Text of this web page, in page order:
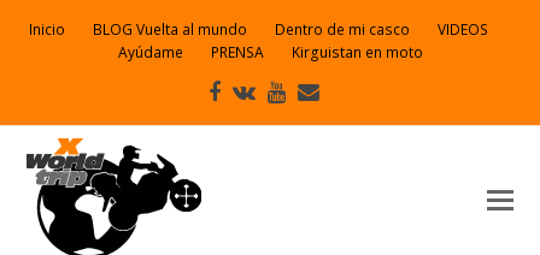
Inicio BLOG Vuelta al mundo Dentro de mi casco
VIDEOS
Ayúdame
PRENSA Kirguistan en moto
Facebook
VK Youtube
electrónico